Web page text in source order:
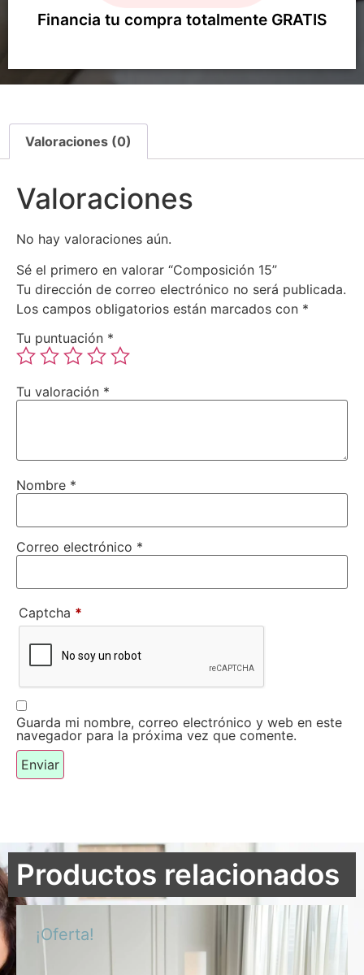
Financia tu compra totalmente GRATIS
Valoraciones (0)
Valoraciones
No hay valoraciones aún.
Sé el primero en valorar “Composición 15”
Tu dirección de correo electrónico no será publicada.
Los campos obligatorios están marcados con *
Tu puntuación *
Tu valoración *
Nombre *
Correo electrónico *
Captcha *
Guarda mi nombre, correo electrónico y web en este
navegador para la próxima vez que comente.
Productos relacionados
¡Oferta!